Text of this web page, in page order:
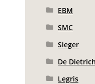
EBM
SMC
Sieger
De Dietrich
Legris